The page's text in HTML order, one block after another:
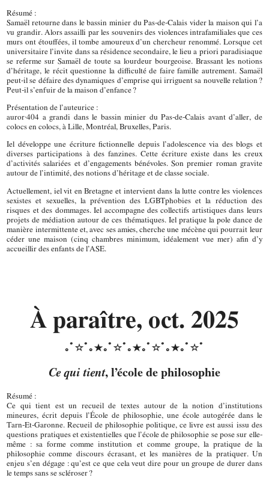
Résumé :
Samaël retourne dans le bassin minier du Pas-de-Calais vider la maison qui l’a
vu grandir. Alors assailli par les souvenirs des violences intrafamiliales que ces
murs ont étouffées, il tombe amoureux d’un chercheur renommé. Lorsque cet
universitaire l’invite dans sa résidence secondaire, le lieu a priori paradisiaque
se referme sur Samaël de toute sa lourdeur bourgeoise. Brassant les notions
d’héritage, le récit questionne la difficulté de faire famille autrement. Samaël
peut-il se défaire des dynamiques d’emprise qui irriguent sa nouvelle relation ?
Peut-il s’enfuir de la maison d’enfance ?
Présentation de l’auteurice :
auror·404 a grandi dans le bassin minier du Pas-de-Calais avant d’aller, de
colocs en colocs, à Lille, Montréal, Bruxelles, Paris.
Iel développe une écriture fictionnelle depuis l’adolescence via des blogs et
diverses participations à des fanzines. Cette écriture existe dans les creux
d’activités salariées et d’engagements bénévoles. Son premier roman gravite
autour de l’intimité, des notions d’héritage et de classe sociale.
Actuellement, iel vit en Bretagne et intervient dans la lutte contre les violences
sexistes et sexuelles, la prévention des LGBTphobies et la réduction des
risques et des dommages. Iel accompagne des collectifs artistiques dans leurs
projets de médiation autour de ces thématiques. Iel pratique la pole dance de
manière intermittente et, avec ses ami·es, cherche un·e mécène qui pourrait leur
céder une maison (cinq chambres minimum, idéalement vue mer) afin d’y
accueillir des enfants de l’ASE.
À paraître, oct. 2025
Ce qui tient, l’école de philosophie
Résumé :
Ce qui tient est un recueil de textes autour de la notion d’institutions
mineures, écrit depuis l’École de philosophie, une école autogérée dans le
Tarn-Et-Garonne. Recueil de philosophie politique, ce livre est aussi issu des
questions pratiques et existentielles que l’école de philosophie se pose sur elle-
même : sa forme comme institution et comme groupe, la pratique de la
philosophie comme discours écrasant, et les manières de la pratiquer. Un
enjeu s’en dégage : qu’est ce que cela veut dire pour un groupe de durer dans
le temps sans se scléroser ?